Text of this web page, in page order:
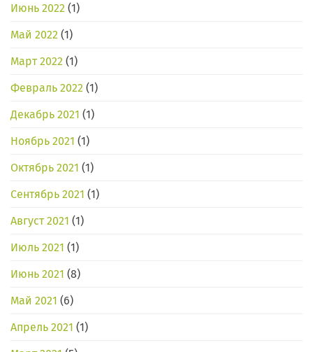
Июнь 2022 (1)
Май 2022 (1)
Март 2022 (1)
Февраль 2022 (1)
Декабрь 2021 (1)
Ноябрь 2021 (1)
Октябрь 2021 (1)
Сентябрь 2021 (1)
Август 2021 (1)
Июль 2021 (1)
Июнь 2021 (8)
Май 2021 (6)
Апрель 2021 (1)